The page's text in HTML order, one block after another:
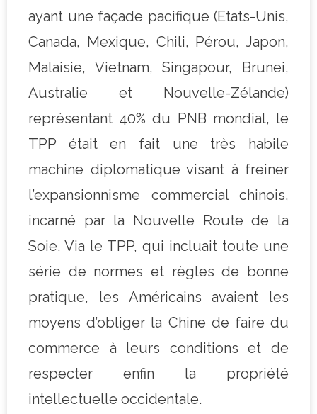
ayant une façade pacifique (Etats-Unis,
Canada, Mexique, Chili, Pérou, Japon,
Malaisie, Vietnam, Singapour, Brunei,
Australie et Nouvelle-Zélande)
représentant 40% du PNB mondial, le
TPP était en fait une très habile
machine diplomatique visant à freiner
l’expansionnisme commercial chinois,
incarné par la Nouvelle Route de la
Soie. Via le TPP, qui incluait toute une
série de normes et règles de bonne
pratique, les Américains avaient les
moyens d’obliger la Chine de faire du
commerce à leurs conditions et de
respecter enfin la propriété
intellectuelle occidentale.